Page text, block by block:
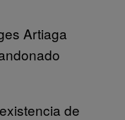
Artiaga
de